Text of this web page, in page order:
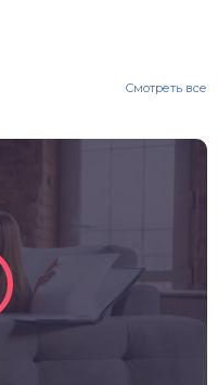
Смотреть все